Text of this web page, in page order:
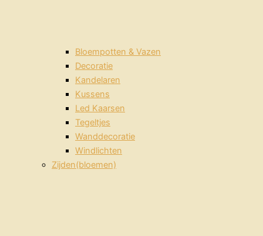
Bloempotten & Vazen
Decoratie
Kandelaren
Kussens
Led Kaarsen
Tegeltjes
Wanddecoratie
Windlichten
Zijden(bloemen)